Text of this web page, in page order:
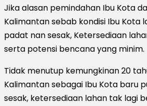
Jika alasan pemindahan Ibu Kota
Kalimantan sebab kondisi Ibu Kota
padat nan sesak, Ketersediaan
serta potensi bencana yang minim.
Tidak menutup kemungkinan 20
Kalimantan sebagai Ibu Kota baru
sesak, ketersediaan lahan tak lagi